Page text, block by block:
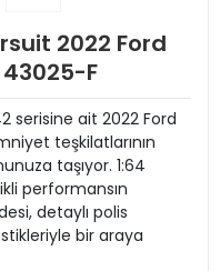
2022 Ford
F
serisine ait 2022 Ford
teşkilatlarının
taşıyor. 1:64
performansın
detaylı polis
bir araya